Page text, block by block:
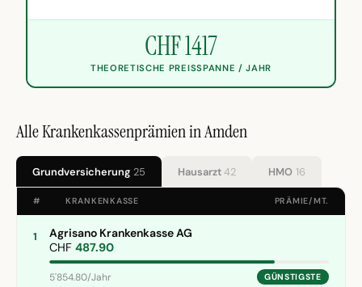
CHF 1417
THEORETISCHE PREISSPANNE / JAHR
Alle Krankenkassenprämien in Amden
Grundversicherung 25 Hausarzt42 HMO 16
# KRANKENKASSE PRÄMIE/MT.
1
Agrisano Krankenkasse AG
CHF 487.90
5'854.80/Jahr GÜNSTIGSTE